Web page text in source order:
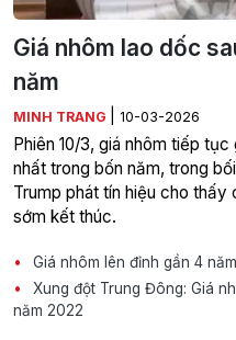
Giá nhôm lao dốc
năm
MINH TRANG 10-03-2026
Phiên 10/3, giá nhôm tiếp
nhất trong bốn năm, trong
Trump phát tín hiệu cho
sớm kết thúc.
Giá nhôm lên đỉnh gần 4
Xung đột Trung Đông: Giá
năm 2022